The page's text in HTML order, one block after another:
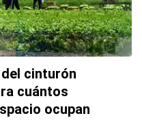
cinturón
cuántos
ocupan